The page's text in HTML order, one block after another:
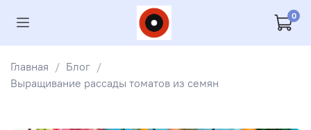
0
Главная
Блог
Выращивание рассады томатов из семян